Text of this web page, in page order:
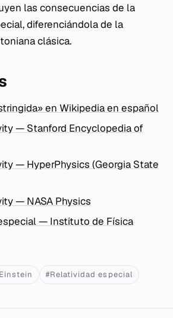
las consecuencias de la
diferenciándola de la
clásica.
en Wikipedia en español
— Stanford Encyclopedia of
— HyperPhysics (Georgia State
— NASA Physics
— Instituto de Física
#Relatividad especial